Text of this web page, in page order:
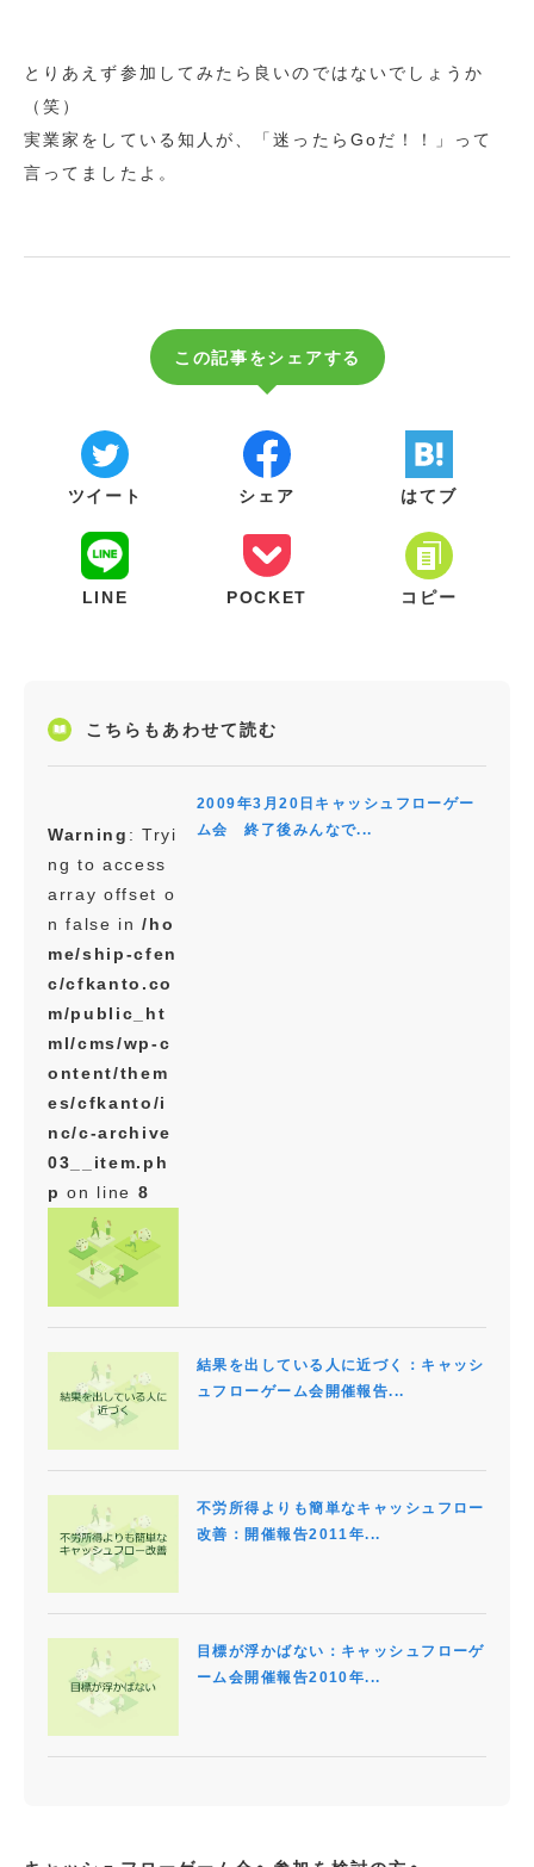
とりあえず参加してみたら良いのではないでしょうか
（笑）
実業家をしている知人が、「迷ったらGoだ！！」って
言ってましたよ。
この記事をシェアする
ツイート シェア はてブ
LINE POCKET コピー
こちらもあわせて読む
Warning : Tryi
ng to access
array offset o
n false in/ho
me/ship-cfen
c/cfkanto.co
m/public_ht
ml/cms/wp-c
ontent/them
es/cfkanto/i
nc/c-archive
03__item.ph
p on line 8
2009年3月20日キャッシュフローゲー
ム会 終了後みんなで...
結果を出している人に近づく：キャッシ
ュフローゲーム会開催報告...
不労所得よりも簡単なキャッシュフロー
改善：開催報告2011年...
目標が浮かばない：キャッシュフローゲ
ーム会開催報告2010年...